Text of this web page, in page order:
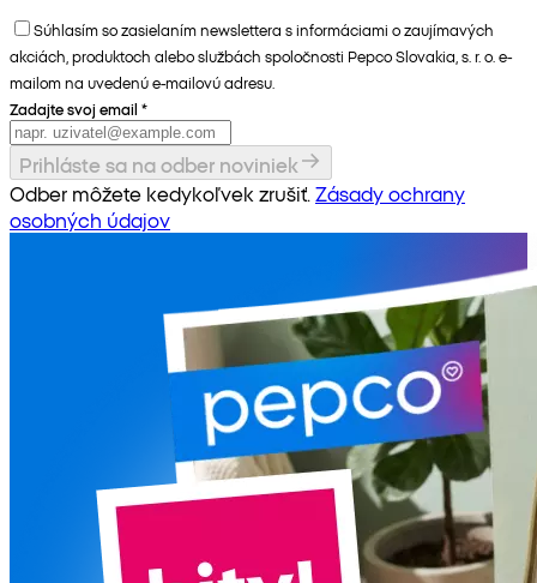
Súhlasím so zasielaním newslettera s informáciami o zaujímavých
akciách, produktoch alebo službách spoločnosti Pepco Slovakia, s. r. o. e-
mailom na uvedenú e-mailovú adresu.
Zadajte svoj email *
Prihláste sa na odber noviniek
Odber môžete kedykoľvek zrušiť. Zásady ochrany
osobných údajov